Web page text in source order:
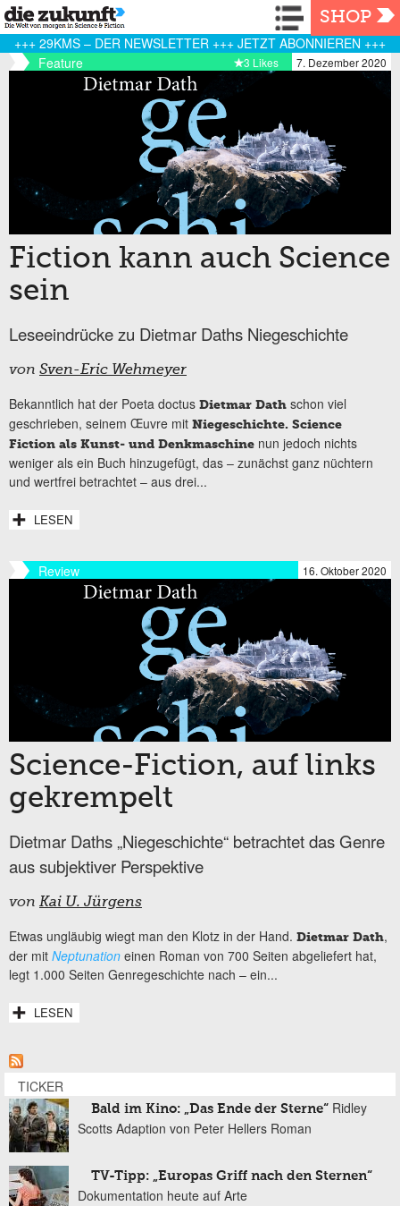
Navigation
SHOP
+++ 29KMS – DER NEWSLETTER +++ JETZT ABONNIEREN +++
Feature
7. Dezember 2020
3 Likes
Fiction kann auch Science
sein
Leseeindrücke zu Dietmar Daths Niegeschichte
von Sven-Eric Wehmeyer
Bekanntlich hat der Poeta doctus Dietmar Dath schon viel
geschrieben, seinem Œuvre mit Niegeschichte. Science
Fiction als Kunst- und Denkmaschine nun jedoch nichts
weniger als ein Buch hinzugefügt, das – zunächst ganz nüchtern
und wertfrei betrachtet – aus drei...
LESEN
Review 16. Oktober 2020
Science-Fiction, auf links
gekrempelt
Dietmar Daths „Niegeschichte“ betrachtet das Genre
aus subjektiver Perspektive
von Kai U. Jürgens
Etwas ungläubig wiegt man den Klotz in der Hand. Dietmar Dath,
der mit Neptunation einen Roman von 700 Seiten abgeliefert hat,
legt 1.000 Seiten Genregeschichte nach – ein...
LESEN
TICKER
Bald im Kino: „Das Ende der Sterne“ Ridley
Scotts Adaption von Peter Hellers Roman
TV-Tipp: „Europas Griff nach den Sternen“
Dokumentation heute auf Arte